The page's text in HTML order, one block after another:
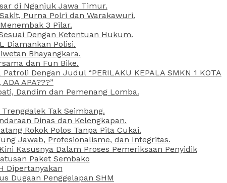
di Nganjuk Jawa Timur.
Purna Polri dan Warakawuri.
3 Pilar.
Dengan Ketentuan Hukum.
Diamankan Polisi.
Bhayangkara.
dan Fun Bike.
Dengan Judul “PERILAKU KEPALA SMKN 1 KOTA
APA???”
Dandim dan Pemenang Lomba.
Tak Seimbang.
Dinas dan Kelengkapan.
Rokok Polos Tanpa Pita Cukai.
Jawab, Profesionalisme, dan Integritas.
Kasusnya Dalam Proses Pemeriksaan Penyidik
Paket Sembako
Dipertanyakan
Dugaan Penggelapan SHM